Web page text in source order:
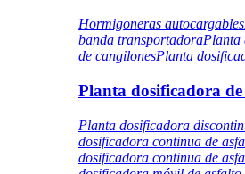
Hormigoneras autocargables
banda transportadoraPlanta
de cangilonesPlanta
Planta dosificadora
Planta dosificadora
dosificadora continua de
dosificadora continua de